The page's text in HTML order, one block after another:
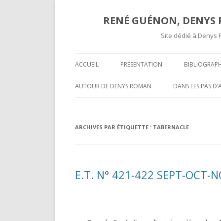
RENÉ GUÉNON,
Site dédié à
ACCUEIL PRÉSENTATION
TEXTES ET
AUTOUR DE DENYS ROMAN
OPÉRATIVITÉ ET MAÇONNERIE
DANS LES PAS
MARCEL MAUGY
UNE
T-ON ?
ARCHIVES PAR ÉTIQUETTE : TABERNACLE
E.T. N° 421-422 SEPT-OCT-